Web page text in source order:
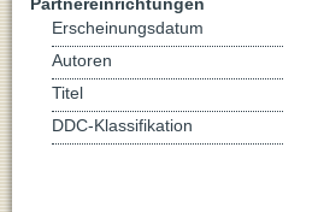
Erscheinungsdatum
Autoren
Titel
DDC-Klassifikation